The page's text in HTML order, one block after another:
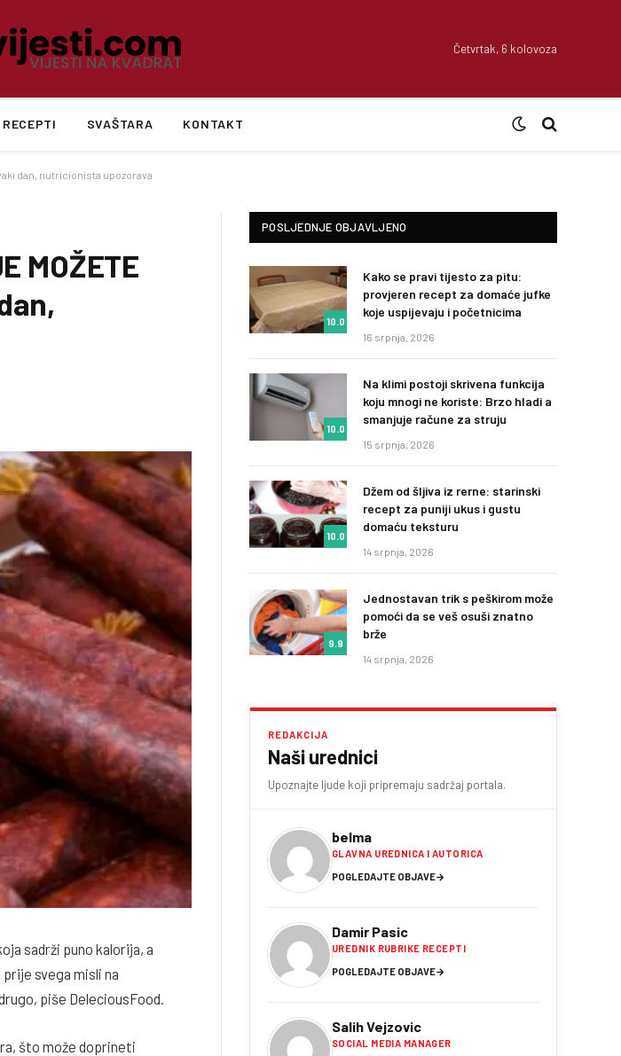
Četvrtak, 6 kolovoza
RECEPTI SVAŠTARA KONTAKT
dan, nutricionista upozorava
MOŽETE
sadrži puno kalorija, a
svega misli na
piše DeleciousFood.
što može doprineti
POSLJEDNJE OBJAVLJENO
10.0
Kako se pravi tijesto za pitu:
provjeren recept za domaće jufke
koje uspijevaju i početnicima
16 srpnja, 2026
10.0
Na klimi postoji skrivena funkcija
koju mnogi ne koriste: Brzo hladi a
smanjuje račune za struju
15 srpnja, 2026
10.0
Džem od šljiva iz rerne: starinski
recept za puniji ukus i gustu
domaću teksturu
14 srpnja, 2026
9.9
Jednostavan trik s peškirom može
pomoći da se veš osuši znatno
brže
14 srpnja, 2026
REDAKCIJA
Naši urednici
Upoznajte ljude koji pripremaju sadržaj portala.
belma
GLAVNA UREDNICA I AUTORICA
POGLEDAJTE OBJAVE→
Damir Pasic
UREDNIK RUBRIKE RECEPTI
POGLEDAJTE OBJAVE→
Salih Vejzovic
SOCIAL MEDIA MANAGER